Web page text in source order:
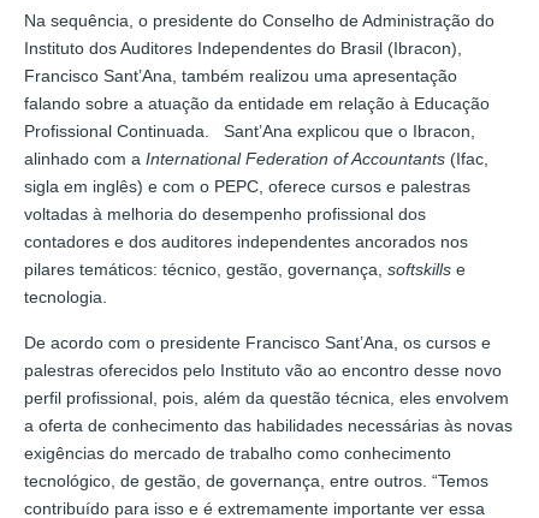
Na sequência, o presidente do Conselho de Administração do
Instituto dos Auditores Independentes do Brasil (Ibracon),
Francisco Sant’Ana, também realizou uma apresentação
falando sobre a atuação da entidade em relação à Educação
Profissional Continuada. Sant’Ana explicou que o Ibracon,
alinhado com a International Federation of Accountants (Ifac,
sigla em inglês) e com o PEPC, oferece cursos e palestras
voltadas à melhoria do desempenho profissional dos
contadores e dos auditores independentes ancorados nos
pilares temáticos: técnico, gestão, governança, softskills e
tecnologia.
De acordo com o presidente Francisco Sant’Ana, os cursos e
palestras oferecidos pelo Instituto vão ao encontro desse novo
perfil profissional, pois, além da questão técnica, eles envolvem
a oferta de conhecimento das habilidades necessárias às novas
exigências do mercado de trabalho como conhecimento
tecnológico, de gestão, de governança, entre outros. “Temos
contribuído para isso e é extremamente importante ver essa